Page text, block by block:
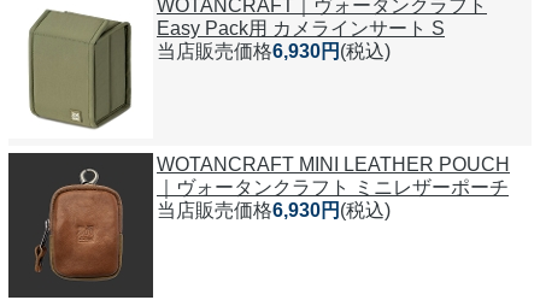
WOTANCRAFT｜ヴォータンクラフト
Easy Pack用 カメラインサート S
当店販売価格6,930円 (税込)
WOTANCRAFT MINI LEATHER POUCH
｜ヴォータンクラフト ミニレザーポーチ
当店販売価格6,930円 (税込)